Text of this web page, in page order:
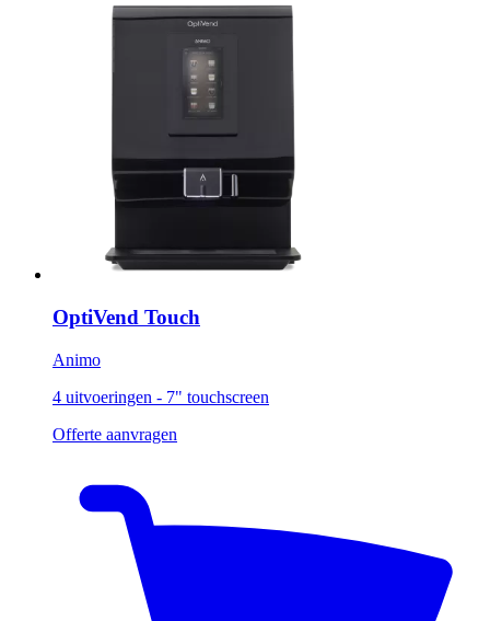
OptiVend Touch
Animo
4 uitvoeringen - 7" touchscreen
Offerte aanvragen